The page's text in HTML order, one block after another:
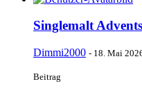
Singlemalt
Dimmi2000 - 18. Mai
Beitrag